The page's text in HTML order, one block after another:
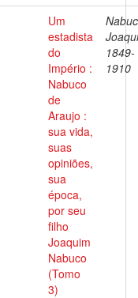
Um
estadista
do
Império :
Nabuco
de
Araujo :
sua vida,
suas
opiniões,
sua
época,
por seu
filho
Joaquim
Nabuco
(Tomo
3)
1849-
1910